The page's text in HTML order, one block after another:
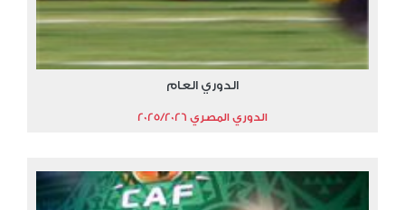
الدوري العام
الدوري المصري 2025/2026